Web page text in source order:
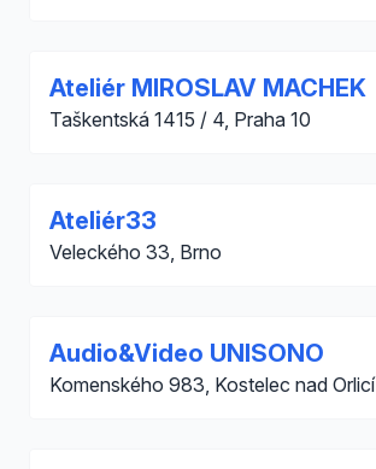
Ateliér MIROSLAV MACHEK
Taškentská 1415 / 4, Praha 10
Ateliér33
Veleckého 33, Brno
Audio&Video UNISONO
Komenského 983, Kostelec nad Orlicí